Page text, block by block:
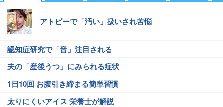
アトピーで「汚い」扱いされ苦悩
認知症研究で「音」注目される
夫の「産後うつ」にみられる症状
1日10回 お腹引き締まる簡単習慣
太りにくいアイス 栄養士が解説